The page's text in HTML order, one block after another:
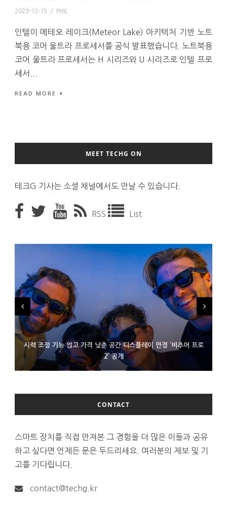
2023-12-15 / PHiL
인텔이 메테오 레이크(Meteor Lake) 아키텍처 기반 노트
북용 코어 울트라 프로세서를 공식 발표했습니다. 노트북용
코어 울트라 프로세서는 H 시리즈와 U 시리즈로 인텔 프로
세서...
READ MORE
MEET TECHG ON
테크G 기사는 소셜 채널에서도 만날 수 있습니다.
RSS List
시력 조정 기능 얹고 가격 낮춘 공간 디스플레이 안경 ‘비추어 프로
2’ 공개
D램 부족에 10억달러어치 아이폰18 프로세서 패키징 대기 중
300~400달러 반지형 스피커 준비하는 오픈AI
CONTACT
스마트 장치를 직접 만져본 그 경험을 더 많은 이들과 공유
하고 싶다면 언제든 문은 두드리세요. 여러분의 제보 및 기
고를 기다립니다.
contact@techg.kr